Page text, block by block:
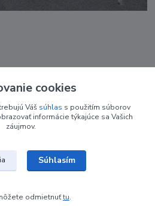
205cookies
Váš súhlas s použitím súborov
informácie týkajúce sa Vašich
záujmov.
Súhlasím
odmietnuťtu.